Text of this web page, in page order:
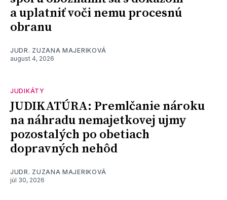
a uplatniť voči nemu procesnú
obranu
JUDR. ZUZANA MAJERIKOVÁ
august 4, 2026
JUDIKÁTY
JUDIKATÚRA: Premlčanie nároku
na náhradu nemajetkovej ujmy
pozostalých po obetiach
dopravných nehôd
JUDR. ZUZANA MAJERIKOVÁ
júl 30, 2026